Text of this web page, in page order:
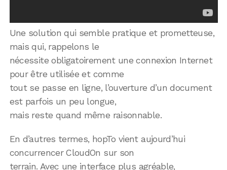
Une solution qui semble pratique et prometteuse,
mais qui, rappelons le
nécessite obligatoirement une connexion Internet
pour être utilisée et comme
tout se passe en ligne, l’ouverture d’un document
est parfois un peu longue,
mais reste quand même raisonnable.
En d’autres termes, hopTo vient aujourd’hui
concurrencer CloudOn sur son
terrain. Avec une interface plus agréable,